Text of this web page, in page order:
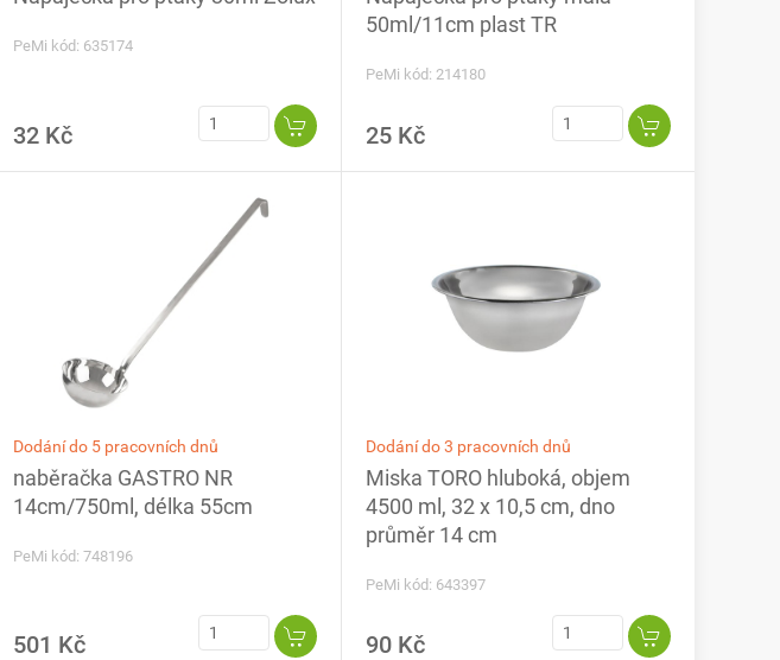
PeMi kód: 635174
32 Kč
50ml/11cm plast TR
PeMi kód: 214180
25 Kč
Dodání do 5 pracovních dnů
naběračka GASTRO NR
14cm/750ml, délka 55cm
PeMi kód: 748196
501 Kč
Dodání do 3 pracovních dnů
Miska TORO hluboká, objem
4500 ml, 32 x 10,5 cm, dno
průměr 14 cm
PeMi kód: 643397
90 Kč